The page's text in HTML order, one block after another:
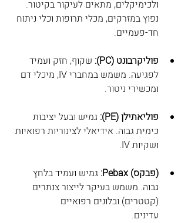
ולכימיקלים, מתאים לעיקור בקיטור.
נפוץ במזרקים, מכלי תרופות וכלי ניתוח
חד-פעמיים.
פוליקרבונט (PC):
שקוף, חזק ועמיד
לפגיעה. משמש במחברי IV, מיכלי דם
ומכשירי ניטור.
פוליאתילן (PE):
גמיש ובעל יציבות
כימית גבוה. אידיאלי לצינוריות רפואיות
ושקיות IV.
(פבקס) Pebax:
גמיש ועמיד בלחץ
גבוה. משמש בעיקר לייצור צנתרים
(קטטרים) ובלונים רפואיים
עדינים.